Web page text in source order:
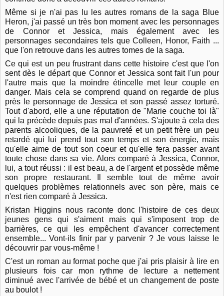
Même si je n'ai pas lu les autres romans de la saga Blue
Heron, j'ai passé un très bon moment avec les personnages
de Connor et Jessica, mais également avec les
personnages secondaires tels que Colleen, Honor, Faith ...
que l'on retrouve dans les autres tomes de la saga.
Ce qui est un peu frustrant dans cette histoire c'est que l'on
sent dès le départ que Connor et Jessica sont fait l'un pour
l'autre mais que la moindre étincelle met leur couple en
danger. Mais cela se comprend quand on regarde de plus
près le personnage de Jessica et son passé assez torturé.
Tout d'abord, elle a une réputation de "Marie couche toi là"
qui la précède depuis pas mal d'années. S'ajoute à cela des
parents alcooliques, de la pauvreté et un petit frère un peu
retardé qui lui prend tout son temps et son énergie, mais
qu'elle aime de tout son coeur et qu'elle fera passer avant
toute chose dans sa vie. Alors comparé à Jessica, Connor,
lui, a tout réussi : il est beau, a de l'argent et possède même
son propre restaurant. Il semble tout de même avoir
quelques problèmes relationnels avec son père, mais ce
n'est rien comparé à Jessica.
Kristan Higgins nous raconte donc l'histoire de ces deux
jeunes gens qui s'aiment mais qui s'imposent trop de
barrières, ce qui les empêchent d'avancer correctement
ensemble... Vont-ils finir par y parvenir ? Je vous laisse le
découvrir par vous-même !
C'est un roman au format poche que j'ai pris plaisir à lire en
plusieurs fois car mon rythme de lecture a nettement
diminué avec l'arrivée de bébé et un changement de poste
au boulot !